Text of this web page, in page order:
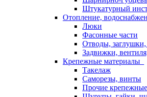
Штукатурный
Отопление,
Люки
Фасонные части
Отводы,
Задвижки,
Крепежные материалы
Такелаж
Саморезы, винты
Прочие